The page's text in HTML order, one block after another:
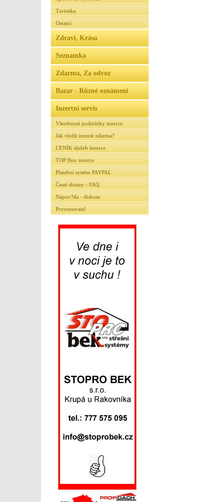
Turistika
Ostatní
Zdraví, Krása
Seznamka
Zdarma, Za odvoz
Bazar - Různé oznámení
Inzertní servis
Všeobecné podmínky inzerce
Jak vložit inzerát zdarma?
CENÍK služeb inzerce
TOP Box inzerce
Platební systém PAYPAL
Časté dotazy - FAQ
Nápov?da - diskuse
Provozovatel